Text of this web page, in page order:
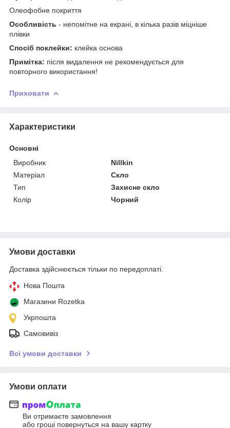
Олеофобне покриття
Особливість - непомітне на екрані, в кілька разів міцніше
плівки
Спосіб поклейки: клейка основа
Примітка: після видалення не рекомендується для
повторного використання!
Приховати
Характеристики
Основні
Виробник
Nillkin
Матеріал
Скло
Тип
Захисне скло
Колір
Чорний
Умови доставки
Доставка здійснюється тільки по передоплаті.
Нова Пошта
Магазини Rozetka
Укрпошта
Самовивіз
Всі умови доставки
Умови оплати
Ви отримаєте замовлення
або гроші повернуться на вашу картку